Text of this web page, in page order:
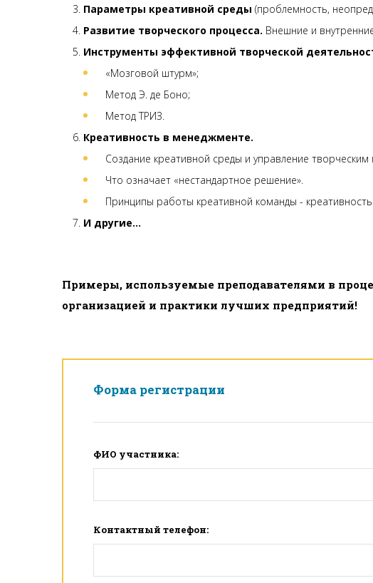
Параметры креативной среды (проблемность,
Развитие творческого процесса. Внешние и
Инструменты эффективной творческой
«Мозговой штурм»;
Метод Э. де Боно;
Метод ТРИЗ.
Креативность в менеджменте.
Создание креативной среды и управление
Что означает «нестандартное решение».
Принципы работы креативной команды -
И другие…
Примеры, используемые преподавателями в
организацией и практики лучших предприятий!
Форма регистрации
ФИО участника:
Контактный телефон: